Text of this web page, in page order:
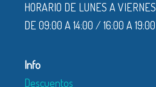
HORARIO DE LUNES A VIERNES
DE 09:00 A 14:00 / 16:00 A 19:00
Info
Descuentos